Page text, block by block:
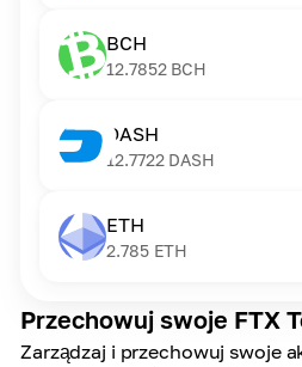
Przechowuj swoje FTX
Zarządzaj i przechowuj swoje
BCH
12.7852 BCH
DASH
12.7722 DASH
ETH
2.785 ETH